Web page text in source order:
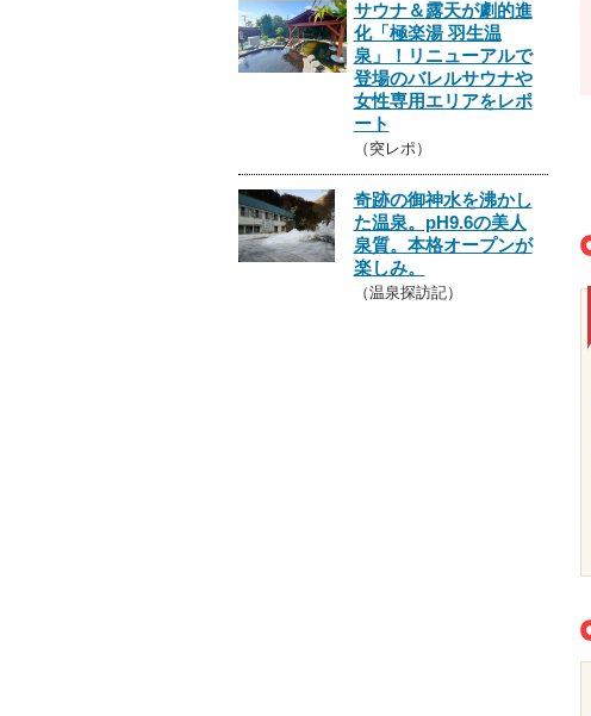
サウナ＆露天が劇的進
化「極楽湯 羽生温
泉」！リニューアルで
登場のバレルサウナや
女性専用エリアをレポ
ート
（突レポ）
奇跡の御神水を沸かし
た温泉。pH9.6の美人
泉質。本格オープンが
楽しみ。
（温泉探訪記）